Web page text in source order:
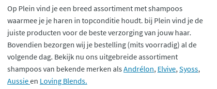
Op Plein vind je een breed assortiment met shampoos
waarmee je je haren in topconditie houdt. bij Plein vind je de
juiste producten voor de beste verzorging van jouw haar.
Bovendien bezorgen wij je bestelling (mits voorradig) al de
volgende dag. Bekijk nu ons uitgebreide assortiment
shampoos van bekende merken alsAndrélon, Elvive, Syoss,
Aussieen Loving Blends.